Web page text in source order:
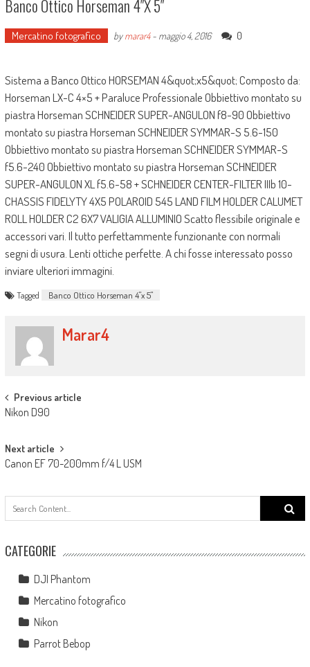
Banco Ottico Horseman 4″x 5″
Mercatino fotografico bymarar4- maggio 4, 2016 0
Sistema a Banco Ottico HORSEMAN 4&quot;x5&quot; Composto da:
Horseman LX-C 4×5 + Paraluce Professionale Obbiettivo montato su
piastra Horseman SCHNEIDER SUPER-ANGULON f8-90 Obbiettivo
montato su piastra Horseman SCHNEIDER SYMMAR-S 5.6-150
Obbiettivo montato su piastra Horseman SCHNEIDER SYMMAR-S
f5.6-240 Obbiettivo montato su piastra Horseman SCHNEIDER
SUPER-ANGULON XL f5.6-58 + SCHNEIDER CENTER-FILTER IIIb 10-
CHASSIS FIDELYTY 4X5 POLAROID 545 LAND FILM HOLDER CALUMET
ROLL HOLDER C2 6X7 VALIGIA ALLUMINIO Scatto flessibile originale e
accessori vari. Il tutto perfettammente funzionante con normali
segni di usura. Lenti ottiche perfette. A chi fosse interessato posso
inviare ulteriori immagini.
Tagged Banco Ottico Horseman 4"x 5"
Marar4
Post navigation
Previous article
Nikon D90
Next article
Canon EF 70-200mm f/4 L USM
Search
for:
CATEGORIE
DJI Phantom
Mercatino fotografico
Nikon
Parrot Bebop